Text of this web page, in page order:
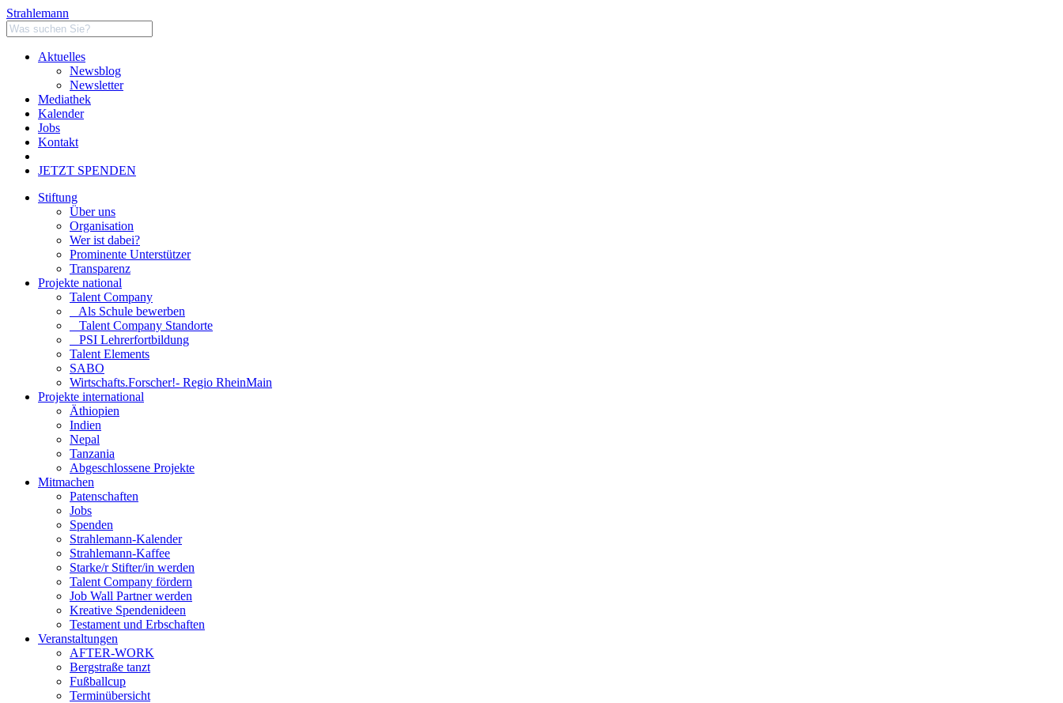
Strahlemann
Aktuelles
Newsblog
Newsletter
Mediathek
Kalender
Jobs
Kontakt
JETZT SPENDEN
Stiftung
Über uns
Organisation
Wer ist dabei?
Prominente Unterstützer
Transparenz
Projekte national
Talent Company
Als Schule bewerben
Talent Company Standorte
PSI Lehrerfortbildung
Talent Elements
SABO
Wirtschafts.Forscher!- Regio RheinMain
Projekte international
Äthiopien
Indien
Nepal
Tanzania
Abgeschlossene Projekte
Mitmachen
Patenschaften
Jobs
Spenden
Strahlemann-Kalender
Strahlemann-Kaffee
Starke/r Stifter/in werden
Talent Company fördern
Job Wall Partner werden
Kreative Spendenideen
Testament und Erbschaften
Veranstaltungen
AFTER-WORK
Bergstraße tanzt
Fußballcup
Terminübersicht